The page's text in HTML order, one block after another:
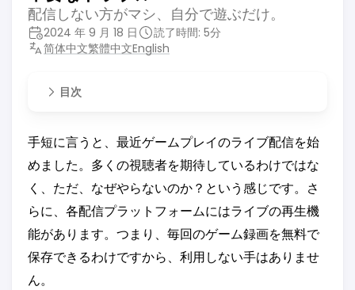
配信しない方がマシ、自分で遊ぶだけ。
2024 年 9 月 18 日
読了時間: 5分
简体中文繁體中文English
目次
手短に言うと、最近ゲームプレイのライブ配信を始
めました。多くの視聴者を期待しているわけではな
く、ただ、なぜやらないのか？という感じです。さ
らに、各配信プラットフォームにはライブの再生機
能があります。つまり、毎回のゲーム録画を無料で
保存できるわけですから、利用しない手はありませ
ん。